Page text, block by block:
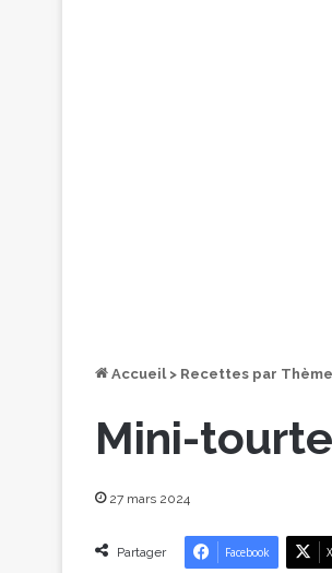
Accueil > Recettes par Thème
Mini-
27 mars 2024
Partager Facebook X